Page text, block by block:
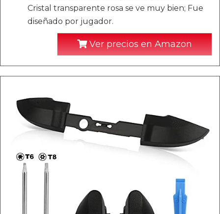
Cristal transparente rosa se ve muy bien; Fue
diseñado por jugador.
Ver precios en Amazon